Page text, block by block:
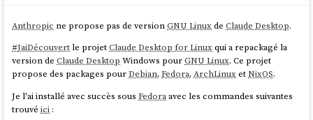
Anthropic ne propose pas de versionGNU LinuxdeClaude Desktop.
#JaiDécouvertle projetClaude Desktop for Linuxqui a repackagé la
version deClaude Desktop Windows pourGNU Linux. Ce projet
propose des packages pourDebian,Fedora,ArchLinuxetNixOS.
Je l'ai installé avec succès sousFedoraavec les commandes suivantes
trouvéici :